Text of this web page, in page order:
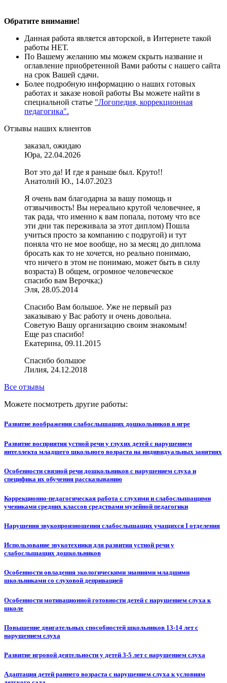
Обратите внимание!
Данная работа является авторской, в Интернете такой
работы НЕТ.
По Вашему желанию мы можем скрыть название и
оглавление приобретенной Вами работы с нашего сайта
на срок Вашей сдачи.
Более подробную информацию о наших готовых
работах и заказе новой работы Вы можете найти в
специальной статье "Логопедия, коррекционная
педагогика".
Отзывы наших клиентов
заказал, ожидаю
Юра, 22.04.2026
Вот это да! И где я раньше был. Круто!!
Анатолий Ю., 14.07.2023
Я очень вам благодарна за вашу помощь и
отзвычивость! Вы нереально крутой человечнее, я
так рада, что именно к вам попала, потому что все
эти дни так переживала за этот диплом) Пошла
учиться просто за компанию с подругой) и тут
поняла что не мое вообще, но за месяц до диплома
бросать как то не хочется, но реально понимаю,
что ничего в этом не понимаю, может быть в силу
возраста) В общем, огромное человеческое
спасибо вам Верочка;)
Эля, 28.05.2014
Спасибо Вам большое. Уже не первый раз
заказываю у Вас работу и очень довольна.
Советую Вашу организацию своим знакомым!
Еще раз спасибо!
Екатерина, 09.11.2015
Спасибо большое
Лилия, 24.12.2018
Все отзывы
Можете посмотреть другие работы:
Развитие воображения слабослышащих дошкольников в игре
Развитие восприятия устной речи у глухих детей с нарушением
интеллекта младшего школьного возраста на индивидуальных занятиях
Особенности связной речи дошкольников с нарушением слуха и
специфика их обучения рассказыванию
Коррекционно-педагогическая работа с глухими и слабослышащими
учениками средних классов средствами музейной педагогики
Нарушения звукопроизношения слабослышащих учащихся I отделения
Использование звукотехники для развития устной речи у
слабослышащих дошкольников
Особенности овладения экологическими знаниями младшими
школьниками со слуховой депривацией
Особенности мотивационной готовности детей с нарушением слуха к
школе
Повышение двигательных способностей школьников 13-14 лет с
нарушением слуха
Развитие игровой деятельности у детей 3-5 лет с нарушением слуха
Адаптация детей раннего возраста с нарушением слуха к условиям